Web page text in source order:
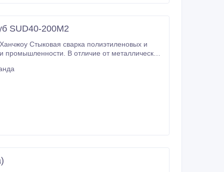
SUD40-200M2
В отличие от металлических,